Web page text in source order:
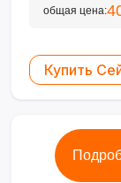
общая цена:
Купить